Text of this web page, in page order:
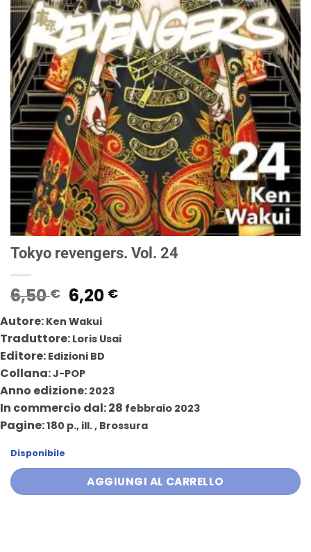
Tokyo revengers. Vol. 24
6,50€ Il
prezzo
originale
era:
6,50 €.
6,20 €Il
è:
Autore: Ken Wakui
Traduttore: Loris Usai
Editore: Edizioni BD
Collana:J-POP
Anno edizione: 2023
In commercio dal: 28 febbraio 2023
Pagine:180 p., ill. , Brossura
Disponibile
AGGIUNGI AL CARRELLO